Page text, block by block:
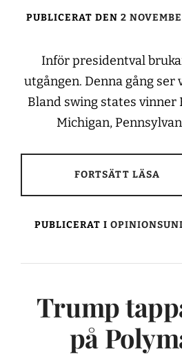
PUBLICERAT DEN 2
Inför presidentval
utgången. Denna gång ser
Bland swing states vinner
Michigan,
FORTSÄTT LÄSA
PUBLICERAT I
Trump
på